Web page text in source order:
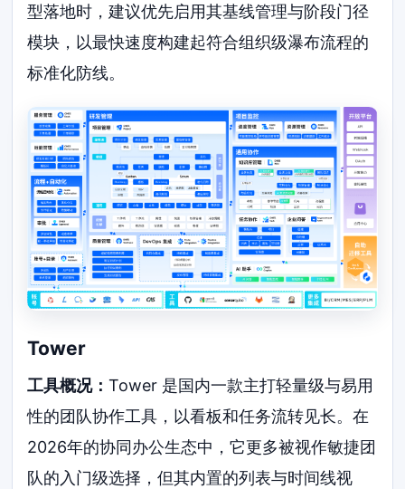
型落地时，建议优先启用其基线管理与阶段门径
模块，以最快速度构建起符合组织级瀑布流程的
标准化防线。
Tower
工具概况：Tower 是国内一款主打轻量级与易用
性的团队协作工具，以看板和任务流转见长。在
2026年的协同办公生态中，它更多被视作敏捷团
队的入门级选择，但其内置的列表与时间线视